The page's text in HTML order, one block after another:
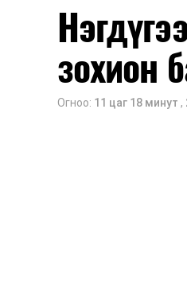
зохион
Огноо: 11 цаг 18 минут ,